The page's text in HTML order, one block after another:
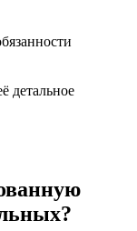
детальное